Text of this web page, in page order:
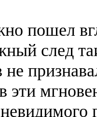
пошел
след
не
эти